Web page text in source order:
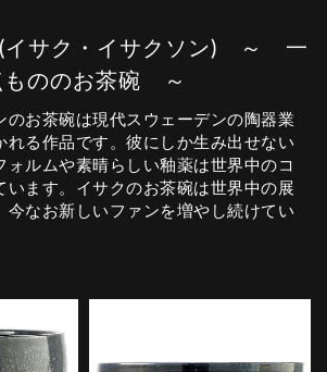
イサク・イサクソン) ～ 一
もののお茶碗 ～
のお茶碗は現代スウェーデンの陶器業
れる作品です。彼にしか生み出せない
ォルムや素晴らしい釉薬は世界中のコ
います。イサクのお茶碗は世界中の展
今なお新しいファンを増やし続けてい